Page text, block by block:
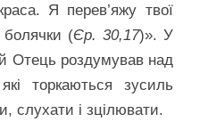
Я перев’яжу твої
болячки (Єр. 30,17)». У
Отець роздумував над
торкаються зусиль
слухати і зцілювати.